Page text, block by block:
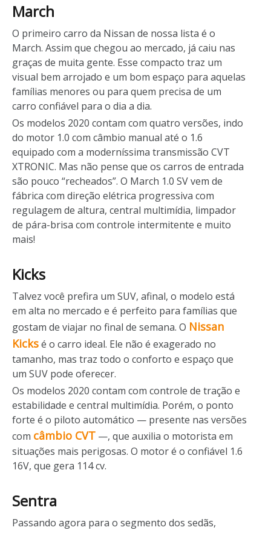
March
O primeiro carro da Nissan de nossa lista é o
March. Assim que chegou ao mercado, já caiu nas
graças de muita gente. Esse compacto traz um
visual bem arrojado e um bom espaço para aquelas
famílias menores ou para quem precisa de um
carro confiável para o dia a dia.
Os modelos 2020 contam com quatro versões, indo
do motor 1.0 com câmbio manual até o 1.6
equipado com a moderníssima transmissão CVT
XTRONIC. Mas não pense que os carros de entrada
são pouco “recheados”. O March 1.0 SV vem de
fábrica com direção elétrica progressiva com
regulagem de altura, central multimídia, limpador
de pára-brisa com controle intermitente e muito
mais!
Kicks
Talvez você prefira um SUV, afinal, o modelo está
em alta no mercado e é perfeito para famílias que
gostam de viajar no final de semana. O Nissan
Kicksé o carro ideal. Ele não é exagerado no
tamanho, mas traz todo o conforto e espaço que
um SUV pode oferecer.
Os modelos 2020 contam com controle de tração e
estabilidade e central multimídia. Porém, o ponto
forte é o piloto automático — presente nas versões
com câmbio CVT —, que auxilia o motorista em
situações mais perigosas. O motor é o confiável 1.6
16V, que gera 114 cv.
Sentra
Passando agora para o segmento dos sedãs,